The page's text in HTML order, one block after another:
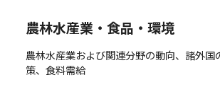
農林水産業・食品・環境
農林水産業および関連分野の動向、諸外国
策、食料需給